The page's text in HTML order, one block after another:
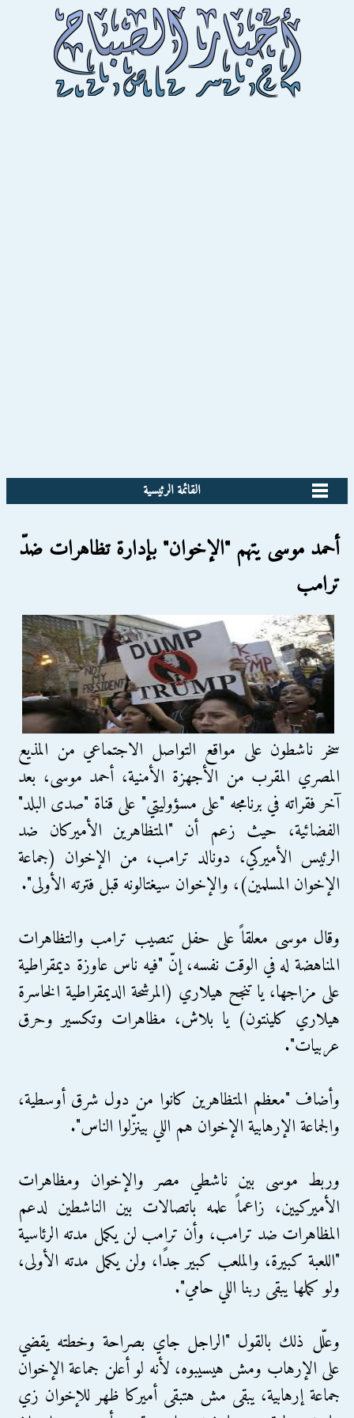
القائمة الرئيسية
أحمد موسى يتهم "الإخوان" بإدارة تظاهرات ضدّ
ترامب
سخر ناشطون على مواقع التواصل الاجتماعي من المذيع
المصري المقرب من الأجهزة الأمنية، أحمد موسى، بعد
آخر فقراته في برنامجه "على مسؤوليتي" على قناة "صدى البلد"
الفضائية، حيث زعم أن "المتظاهرين الأميركان ضد
الرئيس الأميركي، دونالد ترامب، من الإخوان (جماعة
الإخوان المسلمين)، والإخوان سيغتالونه قبل فترته الأولى".
وقال موسى معلقاً على حفل تنصيب ترامب والتظاهرات
المناهضة له في الوقت نفسه، إنّ "فيه ناس عاوزة ديمقراطية
على مزاجها، يا تنجح هيلاري (المرشحة الديمقراطية الخاسرة
هيلاري كلينتون) يا بلاش، مظاهرات وتكسير وحرق
عربيات".
وأضاف "معظم المتظاهرين كانوا من دول شرق أوسطية،
والجماعة الإرهابية الإخوان هم اللي بينزّلوا الناس".
وربط موسى بين ناشطي مصر والإخوان ومظاهرات
الأميركيين، زاعماً علمه باتصالات بين الناشطين لدعم
المظاهرات ضد ترامب، وأن ترامب لن يكمل مدته الرئاسية
"اللعبة كبيرة، والملعب كبير جدًا، ولن يكمل مدته الأولى،
ولو كملها يبقى ربنا اللي حامي".
وعلّل ذلك بالقول "الراجل جاي بصراحة وخطته يقضي
على الإرهاب ومش هيسيبوه، لأنه لو أعلن جماعة الإخوان
جماعة إرهابية، يبقى مش هتبقى أميركا ظهر للإخوان زي